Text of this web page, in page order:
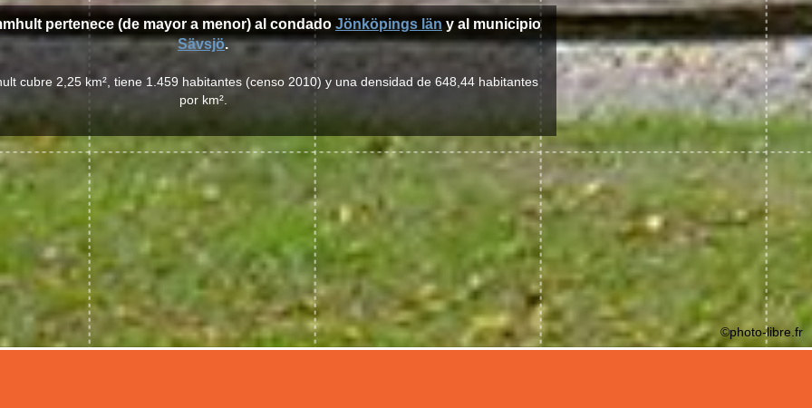
pertenece (de mayor a menor) al condado Jönköpings län y al municipio
Sävsjö.
cubre 2,25 km², tiene 1.459 habitantes (censo 2010) y una densidad de 648,44 habitantes
por km².
©photo-libre.fr